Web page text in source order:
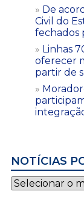
De
Civil do
fechados
Linhas
oferecer
partir de
NOTÍCIAS
Notícias
por